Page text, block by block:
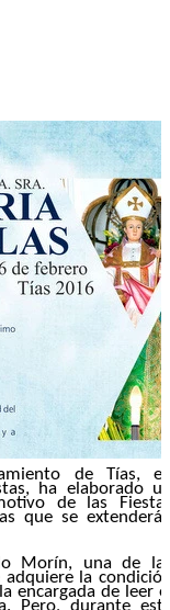
de Tías,
ha elaborado
de las
que se
Morín, una de
la
encargada de leer
Pero, durante